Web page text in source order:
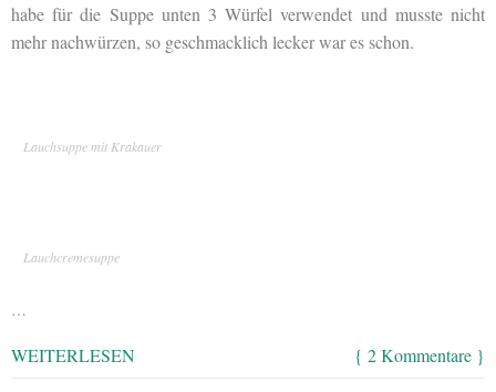
habe für die Suppe unten 3 Würfel verwendet und musste nicht
mehr nachwürzen, so geschmacklich lecker war es schon.
Lauchsuppe mit Krakauer
Lauchcremesuppe
…
WEITERLESEN { 2 Kommentare }